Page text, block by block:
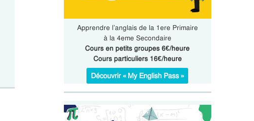
Apprendre l’anglais de la 1ere Primaire
à la 4eme Secondaire
Cours en petits groupes 6€/heure
Cours particuliers 16€/heure
Découvrir « My English Pass »